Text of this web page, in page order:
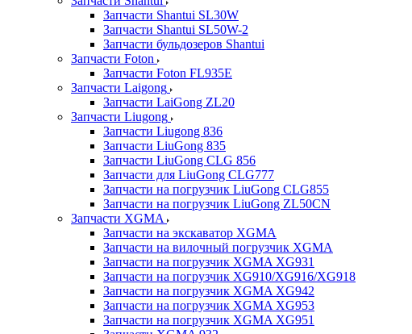
Запчасти Shantui SL30W
Запчасти Shantui SL50W-2
Запчасти бульдозеров Shantui
Запчасти Foton
Запчасти Foton FL935E
Запчасти Laigong
Запчасти LaiGong ZL20
Запчасти Liugong
Запчасти Liugong 836
Запчасти LiuGong 835
Запчасти LiuGong CLG 856
Запчасти для LiuGong CLG777
Запчасти на погрузчик LiuGong CLG855
Запчасти на погрузчик LiuGong ZL50CN
Запчасти XGMA
Запчасти на экскаватор XGMA
Запчасти на вилочный погрузчик XGMA
Запчасти на погрузчик XGMA XG931
Запчасти на погрузчик XG910/XG916/XG918
Запчасти на погрузчик XGMA XG942
Запчасти на погрузчик XGMA XG953
Запчасти на погрузчик XGMA XG951